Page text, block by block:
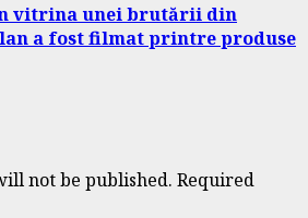
vitrina unei brutării din
a fost filmat printre produse
not be published. Required